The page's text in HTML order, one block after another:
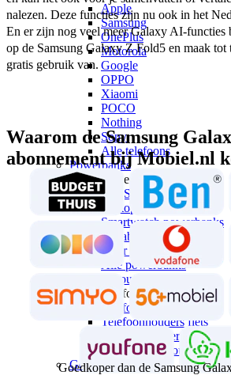
Apple
Samsung
OnePlus
Motorola
Google
OPPO
Xiaomi
POCO
Nothing
Sony
Alle telefoons
Powerbanks
Powerbanks
MagSafe powerbanks
Laptop powerbanks
Smartwatch powerbanks
Portable power stations
Solar powerbanks
Alle powerbanks
Telefoonhouders
Telefoonhouders
Telefoonhouders auto
Telefoonhouders fiets
Telefoonhouders bureau
Alle telefoonhouders
Geheugen
nalezen. Deze functies zijn nu ook in het
En er zijn nog veel meer Galaxy AI-functies
op de Samsung Galaxy Z Fold5 en maak tot
gratis gebruik van.
Waarom de Samsung
abonnement bij Mobiel.nl
Goedkoper dan de Samsung